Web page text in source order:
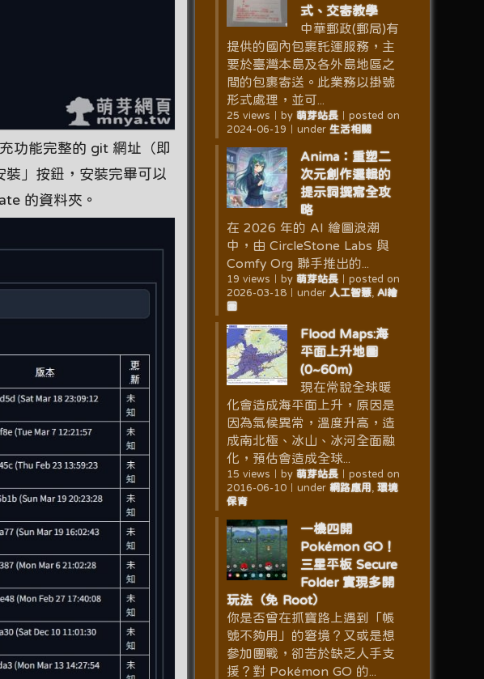
功能完整的 git 網址（即
」按鈕，安裝完畢可以
的資料夾。
式、交寄教學
中華郵政(郵局)有
提供的國內包裹託運服務，主
要於臺灣本島及各外島地區之
間的包裹寄送。此業務以掛號
形式處理，並可...
25 views by 萌芽站長｜ posted on
2024-06-19
under 生活相關
Anima：重塑二
次元創作邏輯的
提示詞撰寫全攻
略
在 2026 年的 AI 繪圖浪潮
中，由 CircleStone Labs 與
Comfy Org 聯手推出的...
19 views by 萌芽站長｜ posted on
2026-03-18｜ under 人工智慧, AI繪
圖
Flood Maps:海
平面上升地圖
(0~60m)
現在常說全球暖
化會造成海平面上升，原因是
因為氣候異常，溫度升高，造
成南北極、冰山、冰河全面融
化，預估會造成全球...
15 views by 萌芽站長｜ posted on
2016-06-10｜ under 網路應用
環境
保育
一機四開
Pokémon GO！
三星平板 Secure
Folder 實現多開
玩法（免 Root）
你是否曾在抓寶路上遇到「帳
號不夠用」的窘境？又或是想
參加團戰，卻苦於缺乏人手支
援？對 Pokémon GO 的...